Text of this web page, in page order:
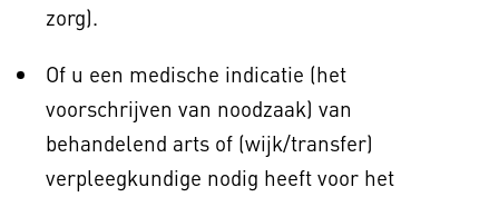
zorg).
Of u een medische indicatie (het
voorschrijven van noodzaak) van
behandelend arts of (wijk/transfer)
verpleegkundige nodig heeft voor het